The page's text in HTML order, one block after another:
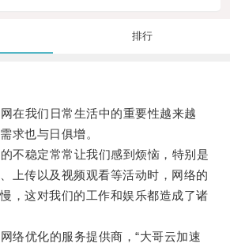
排行
我们日常生活中的重要性越来越
求也与日俱增。
稳定常常让我们感到烦恼，特别是
上传以及视频观看等活动时，网络的
，这对我们的工作和娱乐都造成了诸
优化的服务提供商，“大哥云加速